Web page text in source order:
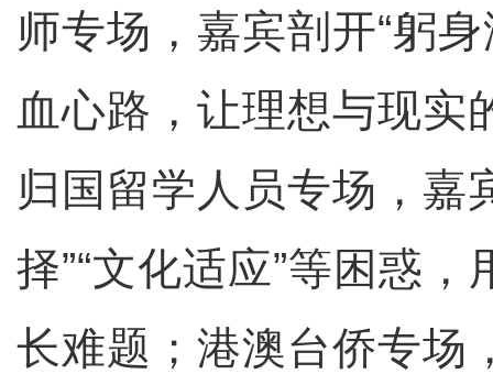
师专场，嘉宾剖开“躬
血心路，让理想与现实
归国留学人员专场，嘉
择”“文化适应”等困惑
长难题；港澳台侨专场